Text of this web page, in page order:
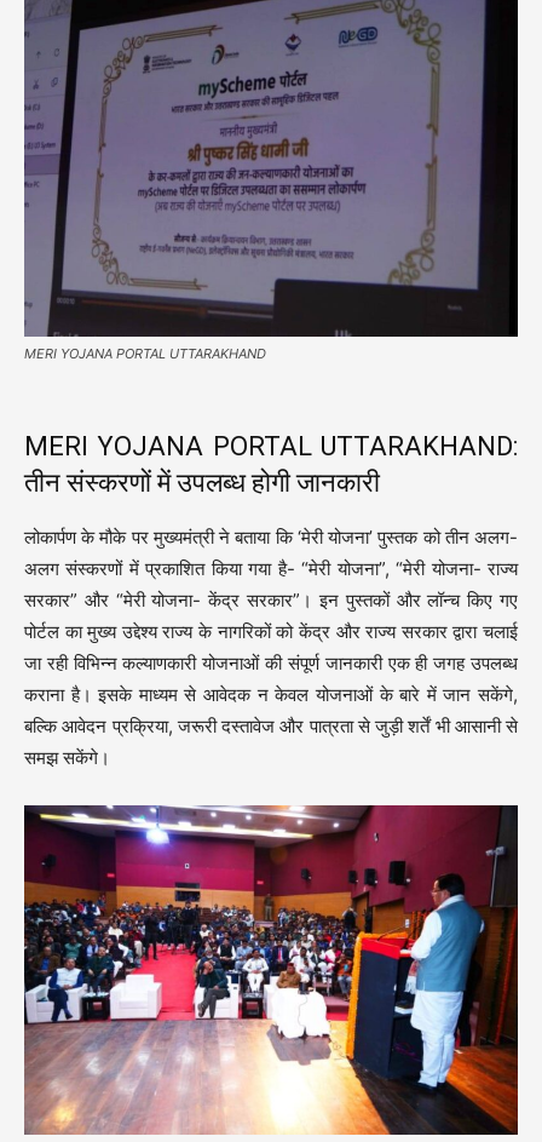
MERI YOJANA PORTAL UTTARAKHAND
MERI YOJANA PORTAL UTTARAKHAND:
तीन संस्करणों में उपलब्ध होगी जानकारी
लोकार्पण के मौके पर मुख्यमंत्री ने बताया कि ‘मेरी योजना’ पुस्तक को तीन अलग-
अलग संस्करणों में प्रकाशित किया गया है- “मेरी योजना”, “मेरी योजना- राज्य
सरकार” और “मेरी योजना- केंद्र सरकार”। इन पुस्तकों और लॉन्च किए गए
पोर्टल का मुख्य उद्देश्य राज्य के नागरिकों को केंद्र और राज्य सरकार द्वारा चलाई
जा रही विभिन्न कल्याणकारी योजनाओं की संपूर्ण जानकारी एक ही जगह उपलब्ध
कराना है। इसके माध्यम से आवेदक न केवल योजनाओं के बारे में जान सकेंगे,
बल्कि आवेदन प्रक्रिया, जरूरी दस्तावेज और पात्रता से जुड़ी शर्तें भी आसानी से
समझ सकेंगे।